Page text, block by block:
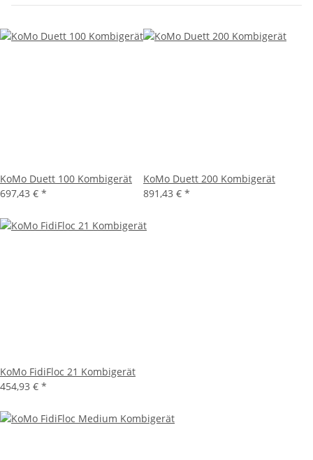
KoMo Duett 100 Kombigerät
697,43 € *
KoMo Duett 200 Kombigerät
891,43 € *
KoMo FidiFloc 21 Kombigerät
454,93 € *